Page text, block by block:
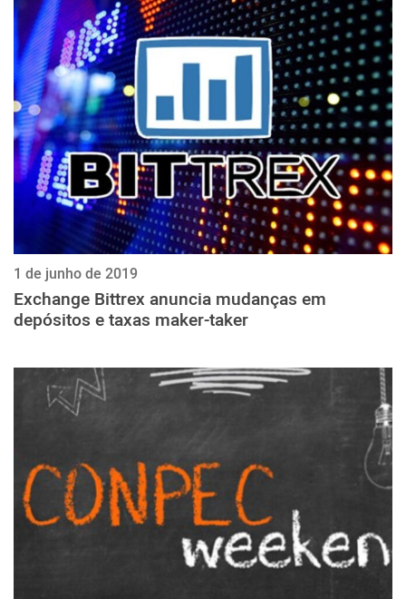
1 de junho de 2019
Exchange Bittrex anuncia mudanças em
depósitos e taxas maker-taker